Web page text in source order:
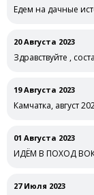
Едем на дачные
20 Августа 2023
Здравствуйте ,
19 Августа 2023
Камчатка, август
01 Августа 2023
ИДЁМ В ПОХОД
27 Июля 2023